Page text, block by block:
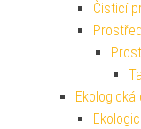
Čisticí